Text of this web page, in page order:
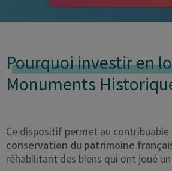
Pourquoi investir en
Monuments
Ce dispositif permet au contribuable
conservation du patrimoine
réhabilitant des biens qui ont joué